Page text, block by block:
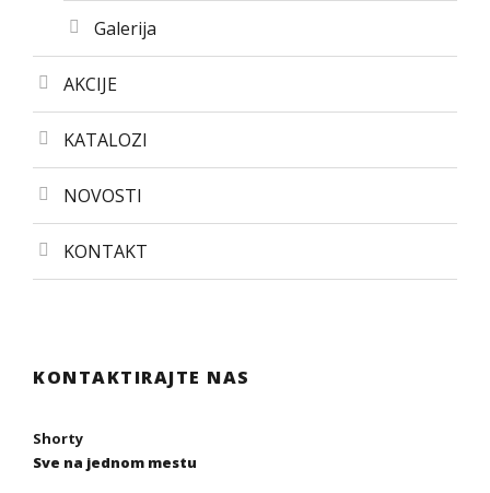
Galerija
AKCIJE
KATALOZI
NOVOSTI
KONTAKT
KONTAKTIRAJTE NAS
Shorty
Sve na jednom mestu